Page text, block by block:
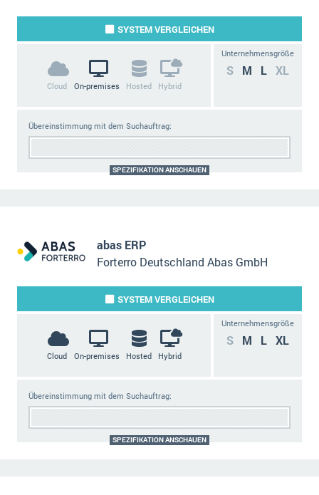
SYSTEMVERGLEICHEN
Cloud On-premises Hosted Hybrid
Unternehmensgröße
S M L XL
Übereinstimmung mit dem Suchauftrag:
SPEZIFIKATION ANSCHAUEN
abas ERP
Forterro Deutschland Abas GmbH
SYSTEMVERGLEICHEN
Cloud On-premises Hosted Hybrid
Unternehmensgröße
S M L XL
Übereinstimmung mit dem Suchauftrag:
SPEZIFIKATION ANSCHAUEN